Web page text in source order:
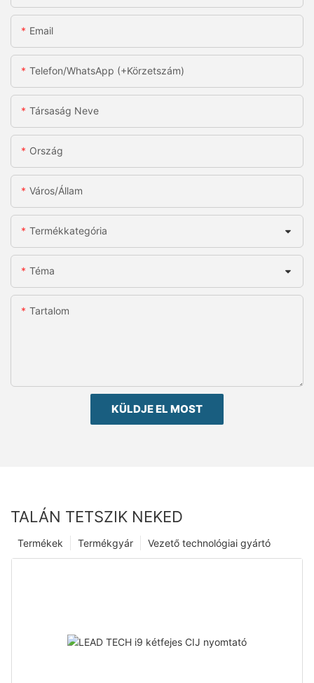
Email
Telefon/WhatsApp (+körzetszám)
Társaság Neve
Ország
Város/állam
Termékkategória
Téma
Tartalom
KÜLDJE EL MOST
TALÁN TETSZIK NEKED
Vezető technológiai gyártó
Termékgyár
Termékek